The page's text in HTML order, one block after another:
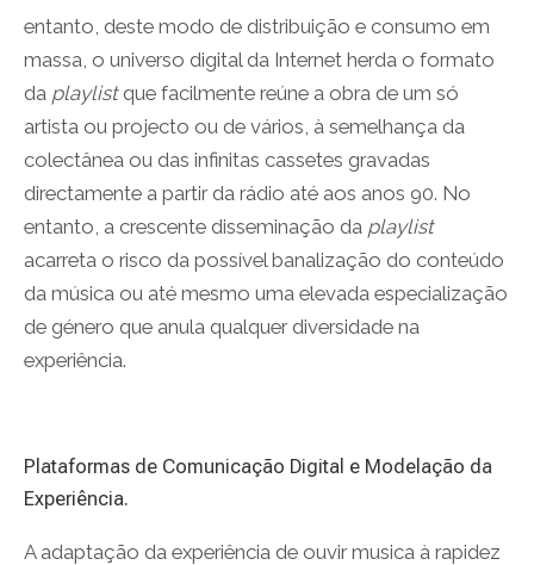
entanto, deste modo de distribuição e consumo em
massa, o universo digital da Internet herda o formato
da playlistque facilmente reúne a obra de um só
artista ou projecto ou de vários, à semelhança da
colectânea ou das infinitas cassetes gravadas
directamente a partir da rádio até aos anos 90. No
entanto, a crescente disseminação da playlist
acarreta o risco da possível banalização do conteúdo
da música ou até mesmo uma elevada especialização
de género que anula qualquer diversidade na
experiência.
Plataformas de Comunicação Digital e Modelação da
Experiência.
A adaptação da experiência de ouvir musica à rapidez